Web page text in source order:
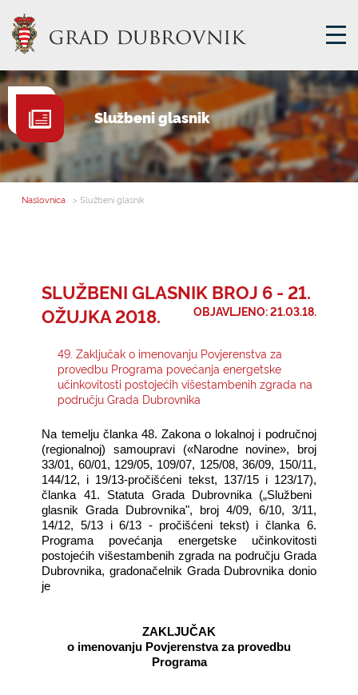
GRADSKA UPRAVA
GRADONAČELNIK
MJESNA SAMOUPRAVA
E-USLUGE
KONTAKTI
Službeni glasnik
Naslovnica > Službeni glasnik
SLUŽBENI GLASNIK BROJ 6 - 21.
OŽUJKA 2018.
OBJAVLJENO: 21.03.18.
49. Zaključak o imenovanju Povjerenstva za
provedbu Programa povećanja energetske
učinkovitosti postojećih višestambenih zgrada na
području Grada Dubrovnika
Na temelju članka 48. Zakona o lokalnoj i područnoj
(regionalnoj) samoupravi («Narodne novine», broj
33/01, 60/01, 129/05, 109/07, 125/08, 36/09, 150/11,
144/12, i 19/13-pročišćeni tekst, 137/15 i 123/17),
članka 41. Statuta Grada Dubrovnika („Službeni
glasnik Grada Dubrovnika", broj 4/09, 6/10, 3/11,
14/12, 5/13 i 6/13 - pročišćeni tekst) ičlanka 6.
Programa povećanja energetske učinkovitosti
postojećih višestambenih zgrada na području Grada
Dubrovnika, gradonačelnik Grada Dubrovnika donio
je
ZAKLJUČAK
o imenovanju Povjerenstva za provedbu
Programa